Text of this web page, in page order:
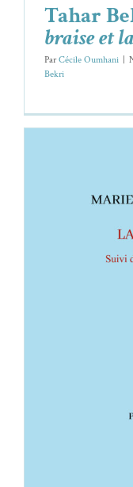
Tahar
braise et
ParCécile Oumhani
Bekri